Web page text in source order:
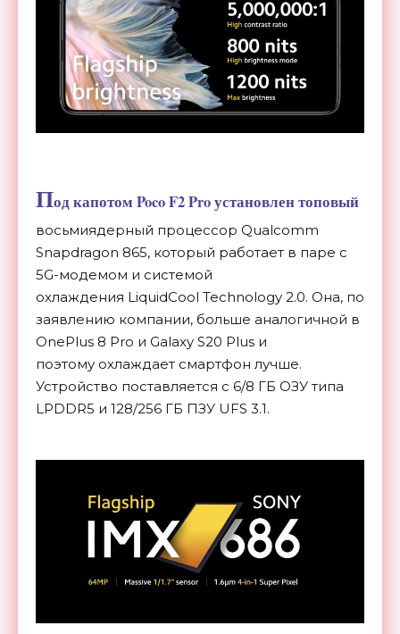
Под капотом Poco F2 Pro установлен топовый
восьмиядерный процессор Qualcomm
Snapdragon 865, который работает в паре с
5G-модемом и системой
охлаждения LiquidCool Technology 2.0. Она, по
заявлению компании, больше аналогичной в
OnePlus 8 Pro и Galaxy S20 Plus и
поэтому охлаждает смартфон лучше.
Устройство поставляется с 6/8 ГБ ОЗУ типа
LPDDR5 и 128/256 ГБ ПЗУ UFS 3.1.